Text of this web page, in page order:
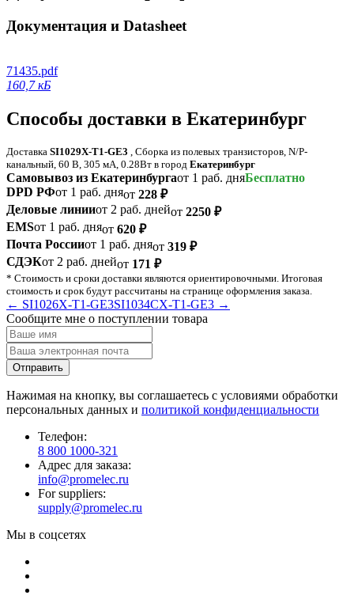
Документация и Datasheet
71435.pdf
160,7 кБ
Способы доставки в Екатеринбург
Доставка SI1029X-T1-GE3 , Сборка из полевых транзисторов, N/P-
канальный, 60 В, 305 мА, 0.28Вт в город Екатеринбург
Самовывоз из Екатеринбургаот 1 раб. дняБесплатно
DPD РФот 1 раб. дняот 228 ₽
Деловые линииот 2 раб. днейот 2250 ₽
EMSот 1 раб. дняот 620 ₽
Почта Россииот 1 раб. дняот 319 ₽
СДЭКот 2 раб. днейот 171 ₽
* Стоимость и сроки доставки являются ориентировочными. Итоговая
стоимость и срок будут рассчитаны на странице оформления заказа.
← SI1026X-T1-GE3SI1034CX-T1-GE3 →
Сообщите мне о поступлении товара
Нажимая на кнопку, вы соглашаетесь с условиями обработки
персональных данных и политикой конфиденциальности
Телефон:
8 800 1000-321
Адрес для заказа:
info@promelec.ru
For suppliers:
supply@promelec.ru
Мы в соцсетях